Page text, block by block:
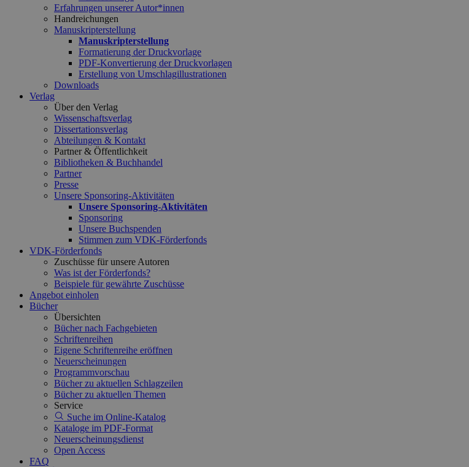
Erfahrungen unserer Autor*innen
Handreichungen
Manuskripterstellung
Manuskripterstellung
Formatierung der Druckvorlage
PDF-Konvertierung der Druckvorlagen
Erstellung von Umschlagillustrationen
Downloads
Verlag
Über den Verlag
Wissenschaftsverlag
Dissertationsverlag
Abteilungen & Kontakt
Partner & Öffentlichkeit
Bibliotheken & Buchhandel
Partner
Presse
Unsere Sponsoring-Aktivitäten
Unsere Sponsoring-Aktivitäten
Sponsoring
Unsere Buchspenden
Stimmen zum VDK-Förderfonds
VDK-Förderfonds
Zuschüsse für unsere Autoren
Was ist der Förderfonds?
Beispiele für gewährte Zuschüsse
Angebot einholen
Bücher
Übersichten
Bücher nach Fachgebieten
Schriftenreihen
Eigene Schriftenreihe eröffnen
Neuerscheinungen
Programmvorschau
Bücher zu aktuellen Schlagzeilen
Bücher zu aktuellen Themen
Service
Suche im Online-Katalog
Kataloge im PDF-Format
Neuerscheinungsdienst
Open Access
FAQ